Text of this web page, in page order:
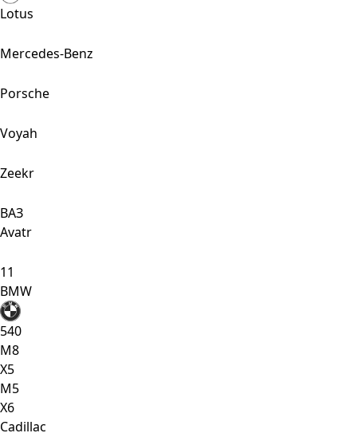
Lotus
Mercedes-Benz
Porsche
Voyah
Zeekr
ВАЗ
Avatr
11
BMW
540
M8
X5
М5
Х6
Cadillac